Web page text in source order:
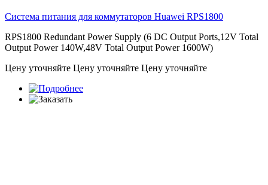
Система питания для коммутаторов Huawei RPS1800
RPS1800 Redundant Power Supply (6 DC Output Ports,12V Total
Output Power 140W,48V Total Output Power 1600W)
Цену уточняйте Цену уточняйте Цену уточняйте